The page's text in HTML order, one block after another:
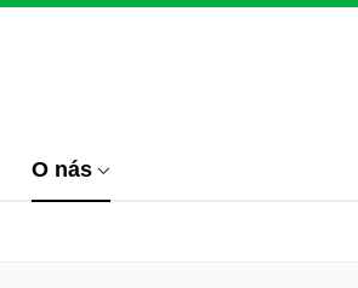
O nás